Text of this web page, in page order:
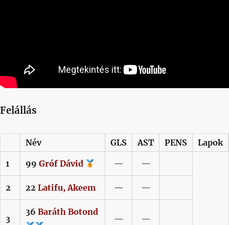
Felállás
Név GLS AST PENS Lapok
1 99 Gróf Dávid — —
2 22 Latifu, Akeem — —
3
36 Baráth Botond
— —